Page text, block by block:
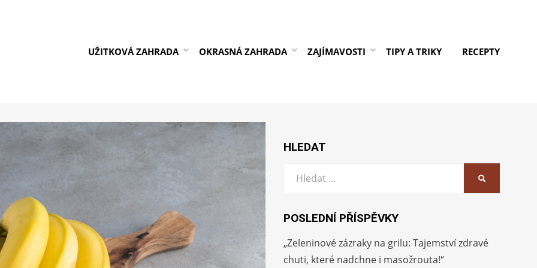
UŽITKOVÁ ZAHRADA OKRASNÁ ZAHRADA ZAJÍMAVOSTI TIPY A TRIKY RECEPTY
HLEDAT
Vyhledat:
POSLEDNÍ PŘÍSPĚVKY
„Zeleninové zázraky na grilu: Tajemství zdravé
chuti, které nadchne i masožrouta!“